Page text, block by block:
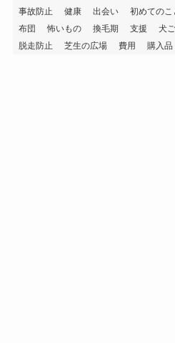
事故防止
健康 出会い 初めてのこ
布団
怖いもの 換毛期 支援 犬
脱走防止
芝生の広場 費用 購入品